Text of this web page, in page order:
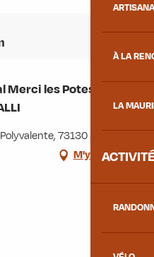
À LA
LA
Merci les Potes - CLÔTURE
73130 Sainte-
M'y rendre